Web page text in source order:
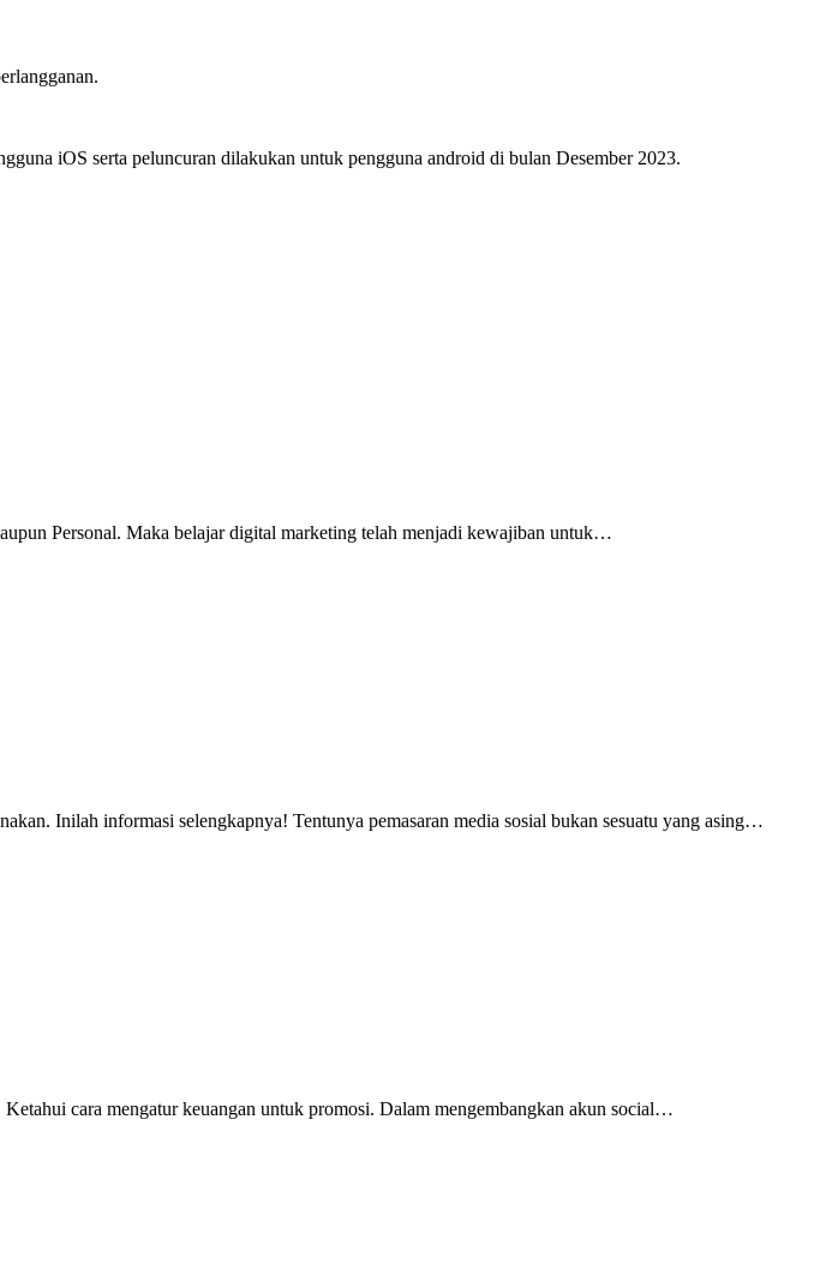
iOS serta peluncuran dilakukan untuk pengguna android di bulan Desember 2023.
Personal. Maka belajar digital marketing telah menjadi kewajiban untuk…
Inilah informasi selengkapnya! Tentunya pemasaran media sosial bukan sesuatu yang asing…
cara mengatur keuangan untuk promosi. Dalam mengembangkan akun social…